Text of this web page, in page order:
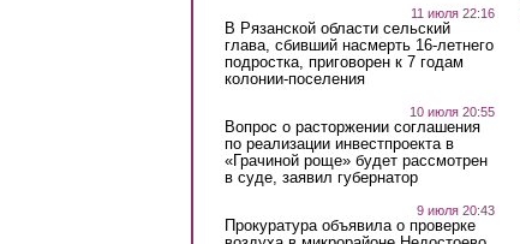
11 июля 22:16
В Рязанской области сельский
глава, сбивший насмерть 16-летнего
подростка, приговорен к 7 годам
колонии-поселения
10 июля 20:55
Вопрос о расторжении соглашения
по реализации инвестпроекта в
«Грачиной роще» будет рассмотрен
в суде, заявил губернатор
9 июля 20:43
Прокуратура объявила о проверке